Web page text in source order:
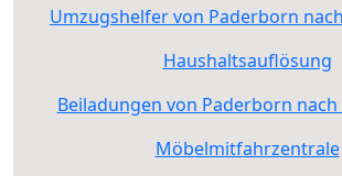
Umzugshelfer von Paderborn
Haushaltsauflösung
Beiladungen von Paderborn
Möbelmitfahrzentrale